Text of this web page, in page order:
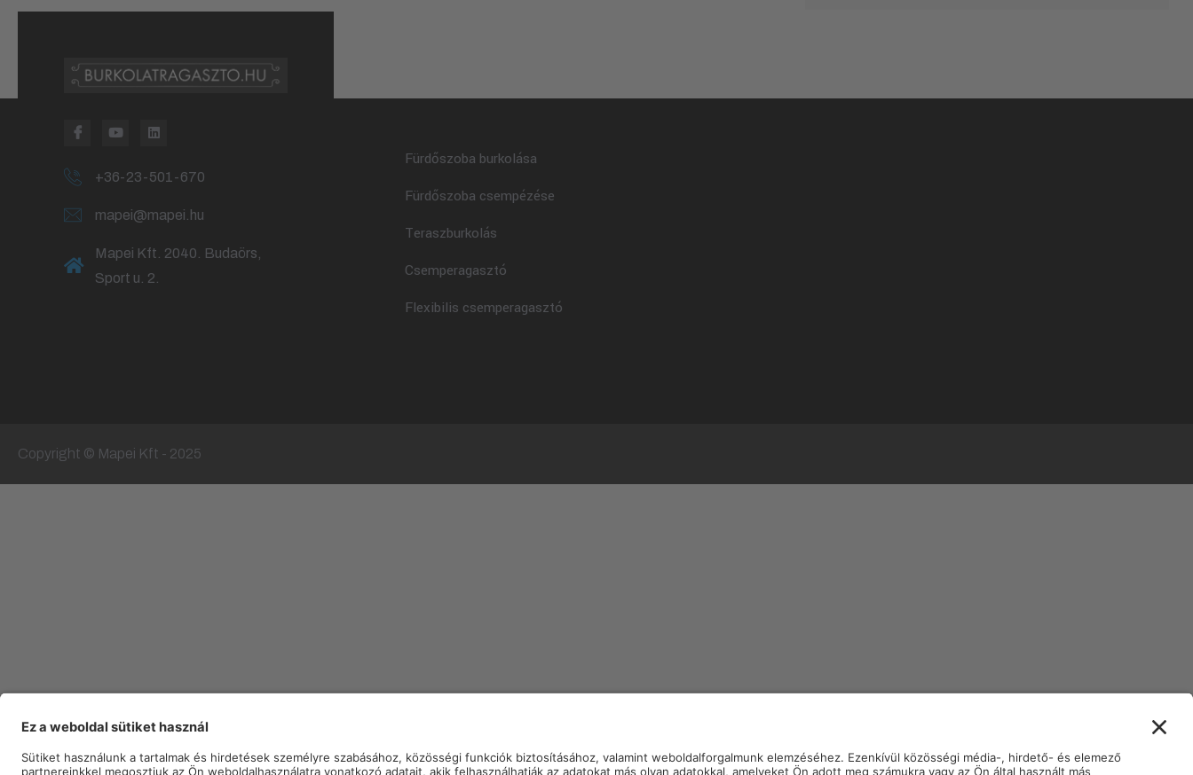
+36-23-501-670
mapei@mapei.hu
Mapei Kft. 2040. Budaörs,
Sport u. 2.
Fürdőszoba burkolása
Fürdőszoba csempézése
Teraszburkolás
Csemperagasztó
Flexibilis csemperagasztó
Copyright © Mapei Kft - 2025